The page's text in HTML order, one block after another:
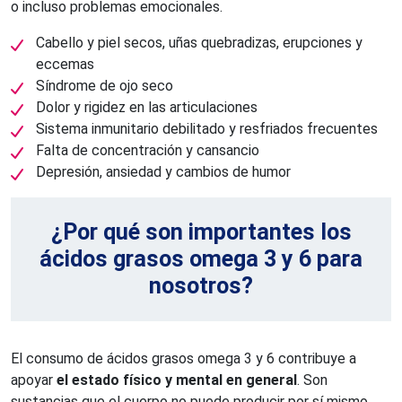
o incluso problemas emocionales.
Cabello y piel secos, uñas quebradizas, erupciones y
eccemas
Síndrome de ojo seco
Dolor y rigidez en las articulaciones
Sistema inmunitario debilitado y resfriados frecuentes
Falta de concentración y cansancio
Depresión, ansiedad y cambios de humor
¿Por qué son importantes los
ácidos grasos omega 3 y 6 para
nosotros?
El consumo de ácidos grasos omega 3 y 6 contribuye a
apoyar el estado físico y mental en general. Son